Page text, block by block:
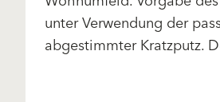
unter Verwendung der
abgestimmter Kratzputz.